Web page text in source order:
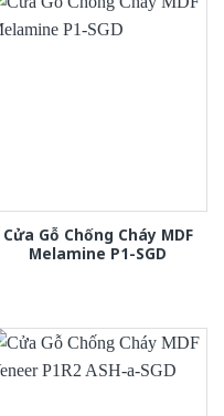
Cửa Gỗ Chống Cháy MDF
Melamine P1-SGD